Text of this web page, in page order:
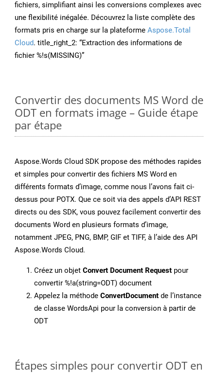
fichiers, simplifiant ainsi les conversions complexes avec
une flexibilité inégalée. Découvrez la liste complète des
formats pris en charge sur la plateforme Aspose.Total
Cloud. title_right_2: “Extraction des informations de
fichier %!s(MISSING)”
Convertir des documents MS Word de
ODT en formats image – Guide étape
par étape
Aspose.Words Cloud SDK propose des méthodes rapides
et simples pour convertir des fichiers MS Word en
différents formats d’image, comme nous l’avons fait ci-
dessus pour POTX. Que ce soit via des appels d’API REST
directs ou des SDK, vous pouvez facilement convertir des
documents Word en plusieurs formats d’image,
notamment JPEG, PNG, BMP, GIF et TIFF, à l’aide des API
Aspose.Words Cloud.
Créez un objet Convert Document Request pour
convertir %!a(string=ODT) document
Appelez la méthode ConvertDocument de l’instance
de classe WordsApi pour la conversion à partir de
ODT
Étapes simples pour convertir ODT en